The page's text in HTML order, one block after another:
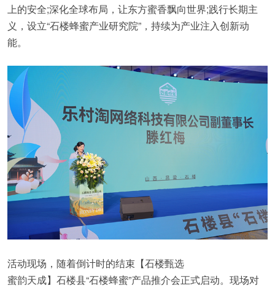
上的安全;深化全球布局，让东方蜜香飘向世界;践行长期主
义，设立“石楼蜂蜜产业研究院”，持续为产业注入创新动
能。
活动现场，随着倒计时的结束【石楼甄选
蜜韵天成】石楼县“石楼蜂蜜”产品推介会正式启动。现场对